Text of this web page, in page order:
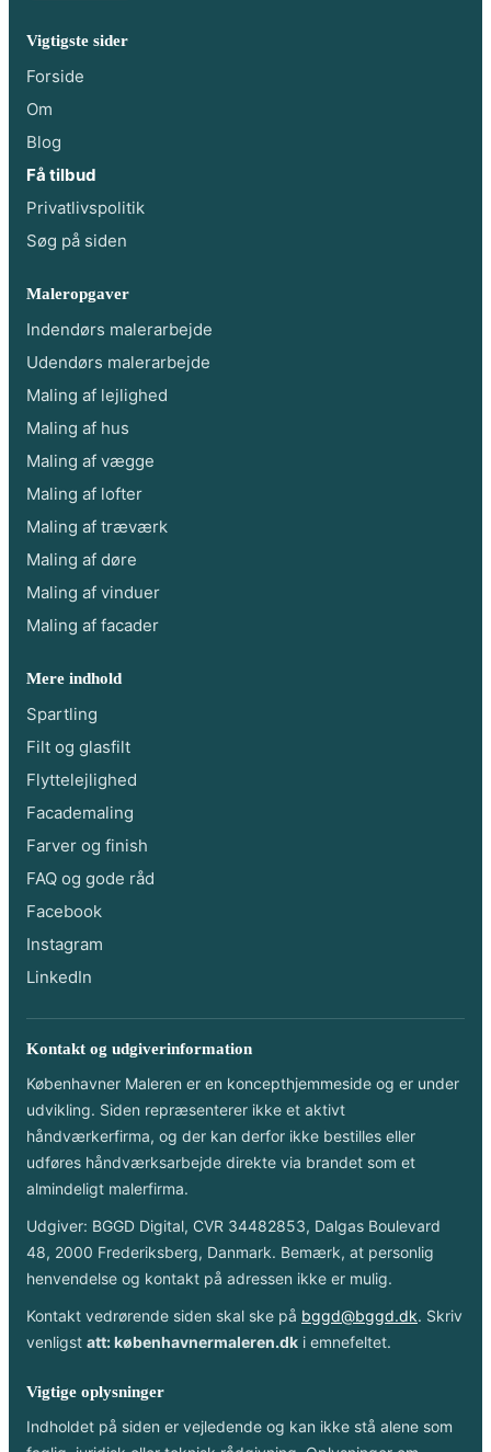
Vigtigste sider
Forside
Om
Blog
Få tilbud
Privatlivspolitik
Søg på siden
Maleropgaver
Indendørs malerarbejde
Udendørs malerarbejde
Maling af lejlighed
Maling af hus
Maling af vægge
Maling af lofter
Maling af træværk
Maling af døre
Maling af vinduer
Maling af facader
Mere indhold
Spartling
Filt og glasfilt
Flyttelejlighed
Facademaling
Farver og finish
FAQ og gode råd
Facebook
Instagram
LinkedIn
Kontakt og udgiverinformation
Københavner Maleren er en koncepthjemmeside og er under
udvikling. Siden repræsenterer ikke et aktivt
håndværkerfirma, og der kan derfor ikke bestilles eller
udføres håndværksarbejde direkte via brandet som et
almindeligt malerfirma.
Udgiver: BGGD Digital, CVR 34482853, Dalgas Boulevard
48, 2000 Frederiksberg, Danmark. Bemærk, at personlig
henvendelse og kontakt på adressen ikke er mulig.
Kontakt vedrørende siden skal ske på bggd@bggd.dk. Skriv
venligst att: københavnermaleren.dk i emnefeltet.
Vigtige oplysninger
Indholdet på siden er vejledende og kan ikke stå alene som